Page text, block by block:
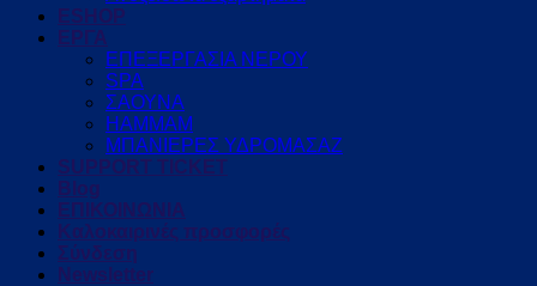
ESHOP
ΕΡΓΑ
ΕΠΕΞΕΡΓΑΣΙΑ ΝΕΡΟΥ
SPA
ΣΑΟΥΝΑ
HAMMAM
ΜΠΑΝΙΕΡΕΣ ΥΔΡΟΜΑΣΑΖ
SUPPORT TICKET
Blog
ΕΠΙΚΟΙΝΩΝΙΑ
Καλοκαιρινές προσφορές
Σύνδεση
Newsletter